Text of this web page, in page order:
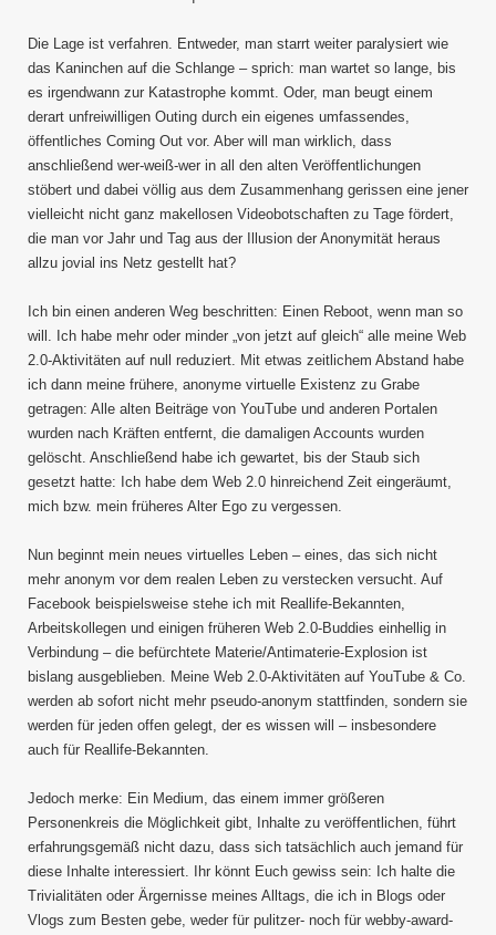
Die Lage ist verfahren. Entweder, man starrt weiter paralysiert wie
das Kaninchen auf die Schlange – sprich: man wartet so lange, bis
es irgendwann zur Katastrophe kommt. Oder, man beugt einem
derart unfreiwilligen Outing durch ein eigenes umfassendes,
öffentliches Coming Out vor. Aber will man wirklich, dass
anschließend wer-weiß-wer in all den alten Veröffentlichungen
stöbert und dabei völlig aus dem Zusammenhang gerissen eine jener
vielleicht nicht ganz makellosen Videobotschaften zu Tage fördert,
die man vor Jahr und Tag aus der Illusion der Anonymität heraus
allzu jovial ins Netz gestellt hat?
Ich bin einen anderen Weg beschritten: Einen Reboot, wenn man so
will. Ich habe mehr oder minder „von jetzt auf gleich“ alle meine Web
2.0-Aktivitäten auf null reduziert. Mit etwas zeitlichem Abstand habe
ich dann meine frühere, anonyme virtuelle Existenz zu Grabe
getragen: Alle alten Beiträge von YouTube und anderen Portalen
wurden nach Kräften entfernt, die damaligen Accounts wurden
gelöscht. Anschließend habe ich gewartet, bis der Staub sich
gesetzt hatte: Ich habe dem Web 2.0 hinreichend Zeit eingeräumt,
mich bzw. mein früheres Alter Ego zu vergessen.
Nun beginnt mein neues virtuelles Leben – eines, das sich nicht
mehr anonym vor dem realen Leben zu verstecken versucht. Auf
Facebook beispielsweise stehe ich mit Reallife-Bekannten,
Arbeitskollegen und einigen früheren Web 2.0-Buddies einhellig in
Verbindung – die befürchtete Materie/Antimaterie-Explosion ist
bislang ausgeblieben. Meine Web 2.0-Aktivitäten auf YouTube & Co.
werden ab sofort nicht mehr pseudo-anonym stattfinden, sondern sie
werden für jeden offen gelegt, der es wissen will – insbesondere
auch für Reallife-Bekannten.
Jedoch merke: Ein Medium, das einem immer größeren
Personenkreis die Möglichkeit gibt, Inhalte zu veröffentlichen, führt
erfahrungsgemäß nicht dazu, dass sich tatsächlich auch jemand für
diese Inhalte interessiert. Ihr könnt Euch gewiss sein: Ich halte die
Trivialitäten oder Ärgernisse meines Alltags, die ich in Blogs oder
Vlogs zum Besten gebe, weder für pulitzer- noch für webby-award-